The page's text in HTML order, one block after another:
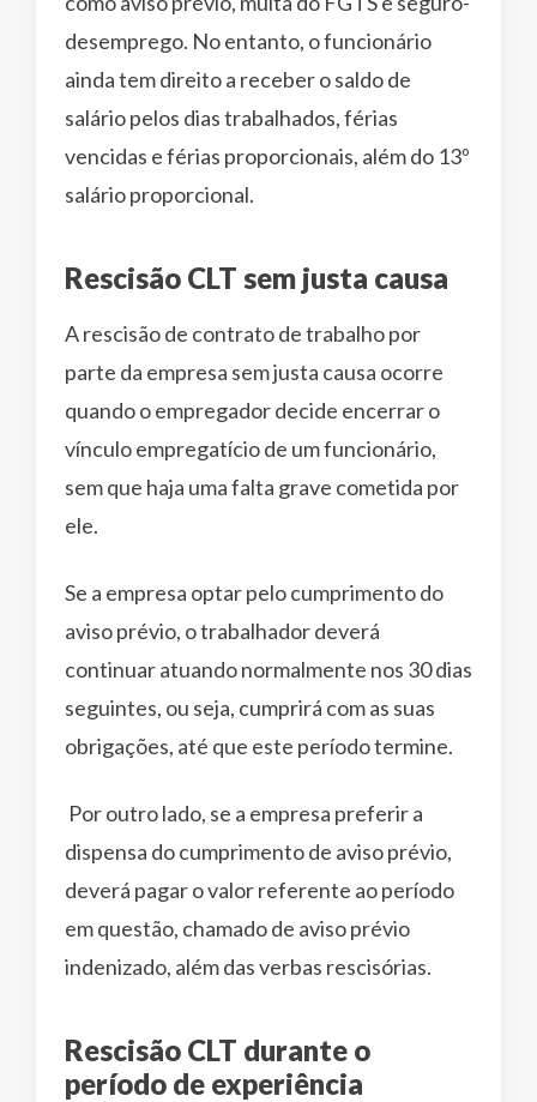
desemprego. No entanto, o funcionário
ainda tem direito a receber o saldo de
salário pelos dias trabalhados, férias
vencidas e férias proporcionais, além do 13º
salário proporcional.
Rescisão CLT sem justa causa
A rescisão de contrato de trabalho por
parte da empresa sem justa causa ocorre
quando o empregador decide encerrar o
vínculo empregatício de um funcionário,
sem que haja uma falta grave cometida por
ele.
Se a empresa optar pelo cumprimento do
aviso prévio, o trabalhador deverá
continuar atuando normalmente nos 30 dias
seguintes, ou seja, cumprirá com as suas
obrigações, até que este período termine.
Por outro lado, se a empresa preferir a
dispensa do cumprimento de aviso prévio,
deverá pagar o valor referente ao período
em questão, chamado de aviso prévio
indenizado, além das verbas rescisórias.
Rescisão CLT durante o
período de experiência